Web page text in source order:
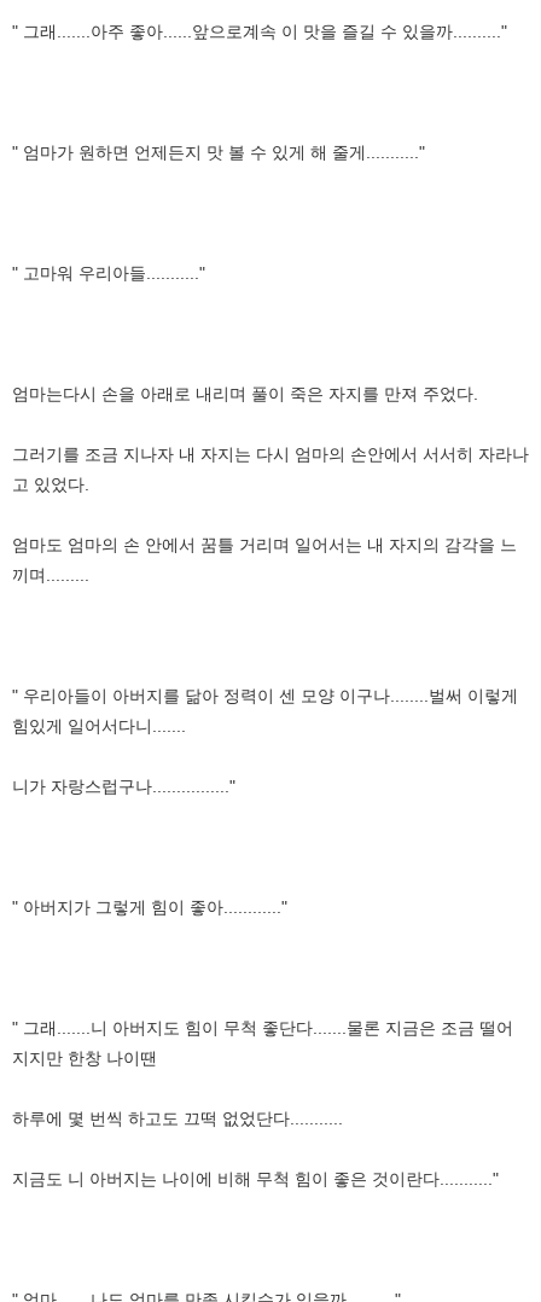
" 그래.......아주 좋아......앞으로계속 이 맛을 즐길 수 있을까.........."
" 엄마가 원하면 언제든지 맛 볼 수 있게 해 줄게..........."
" 고마워 우리아들..........."
엄마는다시 손을 아래로 내리며 풀이 죽은 자지를 만져 주었다.
그러기를 조금 지나자 내 자지는 다시 엄마의 손안에서 서서히 자라나
고 있었다.
엄마도 엄마의 손 안에서 꿈틀 거리며 일어서는 내 자지의 감각을 느
끼며.........
" 우리아들이 아버지를 닮아 정력이 센 모양 이구나........벌써 이렇게
힘있게 일어서다니.......
니가 자랑스럽구나................"
" 아버지가 그렇게 힘이 좋아............"
" 그래.......니 아버지도 힘이 무척 좋단다.......물론 지금은 조금 떨어
지지만 한창 나이땐
하루에 몇 번씩 하고도 끄떡 없었단다...........
지금도 니 아버지는 나이에 비해 무척 힘이 좋은 것이란다..........."